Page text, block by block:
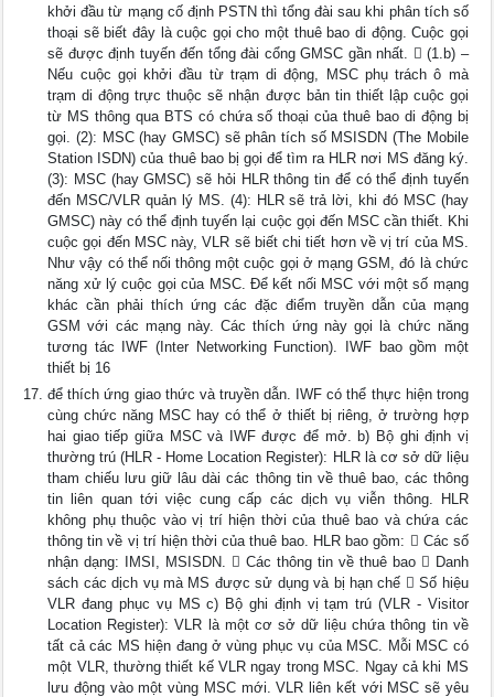
khởi đầu từ mạng cố định PSTN thì tổng đài sau khi phân tích số
thoại sẽ biết đây là cuộc gọi cho một thuê bao di động. Cuộc gọi
sẽ được định tuyến đến tổng đài cổng GMSC gần nhất.  (1.b) –
Nếu cuộc gọi khởi đầu từ trạm di động, MSC phụ trách ô mà
trạm di động trực thuộc sẽ nhận được bản tin thiết lập cuộc gọi
từ MS thông qua BTS có chứa số thoại của thuê bao di động bị
gọi. (2): MSC (hay GMSC) sẽ phân tích số MSISDN (The Mobile
Station ISDN) của thuê bao bị gọi để tìm ra HLR nơi MS đăng ký.
(3): MSC (hay GMSC) sẽ hỏi HLR thông tin để có thể định tuyến
đến MSC/VLR quản lý MS. (4): HLR sẽ trả lời, khi đó MSC (hay
GMSC) này có thể định tuyến lại cuộc gọi đến MSC cần thiết. Khi
cuộc gọi đến MSC này, VLR sẽ biết chi tiết hơn về vị trí của MS.
Như vậy có thể nối thông một cuộc gọi ở mạng GSM, đó là chức
năng xử lý cuộc gọi của MSC. Để kết nối MSC với một số mạng
khác cần phải thích ứng các đặc điểm truyền dẫn của mạng
GSM với các mạng này. Các thích ứng này gọi là chức năng
tương tác IWF (Inter Networking Function). IWF bao gồm một
thiết bị 16
để thích ứng giao thức và truyền dẫn. IWF có thể thực hiện trong
cùng chức năng MSC hay có thể ở thiết bị riêng, ở trường hợp
hai giao tiếp giữa MSC và IWF được để mở. b) Bộ ghi định vị
thường trú (HLR - Home Location Register): HLR là cơ sở dữ liệu
tham chiếu lưu giữ lâu dài các thông tin về thuê bao, các thông
tin liên quan tới việc cung cấp các dịch vụ viễn thông. HLR
không phụ thuộc vào vị trí hiện thời của thuê bao và chứa các
thông tin về vị trí hiện thời của thuê bao. HLR bao gồm:  Các số
nhận dạng: IMSI, MSISDN.  Các thông tin về thuê bao  Danh
sách các dịch vụ mà MS được sử dụng và bị hạn chế  Số hiệu
VLR đang phục vụ MS c) Bộ ghi định vị tạm trú (VLR - Visitor
Location Register): VLR là một cơ sở dữ liệu chứa thông tin về
tất cả các MS hiện đang ở vùng phục vụ của MSC. Mỗi MSC có
một VLR, thường thiết kế VLR ngay trong MSC. Ngay cả khi MS
lưu động vào một vùng MSC mới. VLR liên kết với MSC sẽ yêu